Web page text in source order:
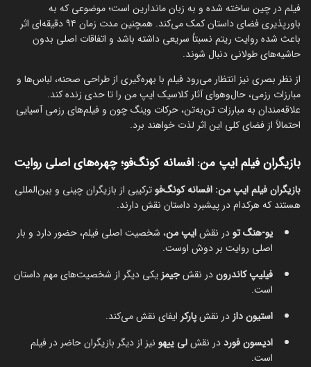
فیلم در چین ساخته شده و به زبان ماندارین است؛ موضوعی که به
باورپذیری فضای داستان کمک می‌کند. همچنین مدت زمان ۹۴ دقیقه‌ای اثر
باعث شده روایت ریتم نسبتاً سریعی داشته باشد و اتفاقات اصلی بدون
حاشیه‌های طولانی دنبال شوند.
از نظر بصری نیز انتظار می‌رود فیلم با بهره‌گیری از طراحی صحنه، لباس‌ها و
مبارزات رزمی، حال‌وهوای آثار کلاسیک ایپ من را تا حدی زنده کند.
علاقه‌مندان به مبارزات تن‌به‌تن، حرکات وینگ چون و فیلم‌های رزمی آسیایی
احتمالاً از فضای کلی این اثر لذت خواهند برد.
بازیگران فیلم ایپ من: افسانه کونگ‌فو؛ چهره‌های اصلی روایت
بازیگران فیلم ایپ من: افسانه کونگ‌فوترکیبی از بازیگران چینی و بین‌المللی
هستند که هرکدام در پیشبرد داستان نقش دارند.
یو-هنگ تودر نقشایپ من، شخصیت اصلی فیلم، حضور دارد و بار
اصلی روایت بر دوش اوست.
فیلیپ کاندروندر نقشجیمزیکی دیگر از شخصیت‌های مهم داستان
است.
استیون دازدر نقشپارکر ایفای نقش می‌کند.
ادیسون فورددر نقشلی ییهو نیز از دیگر بازیگران حاضر در فیلم
است.